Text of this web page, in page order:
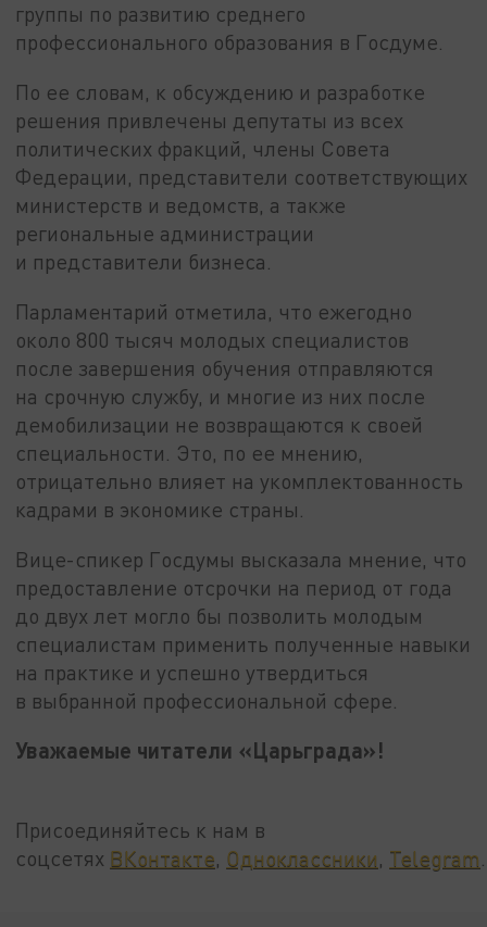
группы по развитию среднего
профессионального образования в Госдуме.
По ее словам, к обсуждению и разработке
решения привлечены депутаты из всех
политических фракций, члены Совета
Федерации, представители соответствующих
министерств и ведомств, а также
региональные администрации
и представители бизнеса.
Парламентарий отметила, что ежегодно
около 800 тысяч молодых специалистов
после завершения обучения отправляются
на срочную службу, и многие из них после
демобилизации не возвращаются к своей
специальности. Это, по ее мнению,
отрицательно влияет на укомплектованность
кадрами в экономике страны.
Вице-спикер Госдумы высказала мнение, что
предоставление отсрочки на период от года
до двух лет могло бы позволить молодым
специалистам применить полученные навыки
на практике и успешно утвердиться
в выбранной профессиональной сфере.
Уважаемые читатели «Царьграда»!
Присоединяйтесь к нам в
соцсетях ВКонтакте, Одноклассники, Telegram